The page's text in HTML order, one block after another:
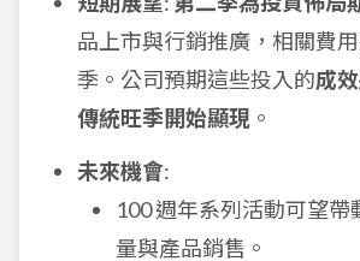
品上市與行銷推廣，相關費
季。公司預期這些投入的成
傳統旺季開始顯現 。
未來機會:
100 週年系列活動可望帶
量與產品銷售。